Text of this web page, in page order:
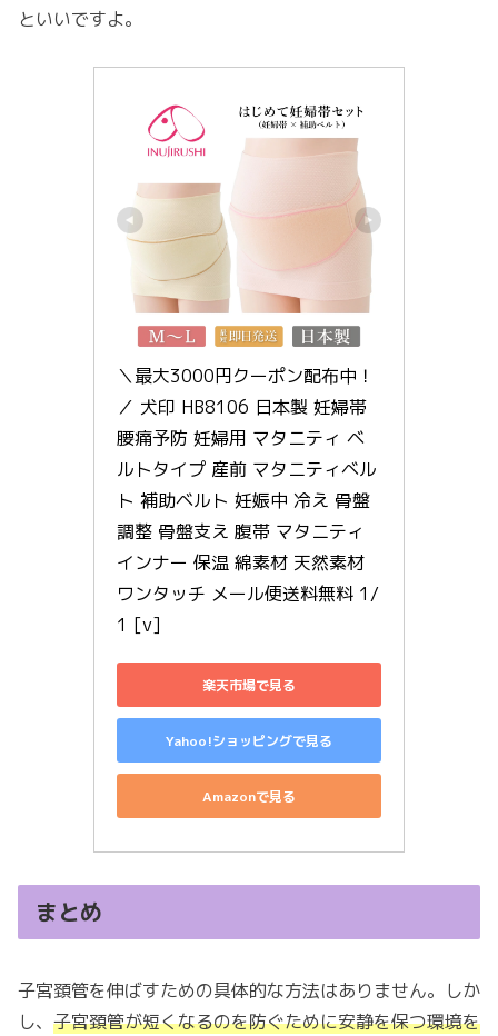
といいですよ。
＼最大3000円クーポン配布中！
／ 犬印 HB8106 日本製 妊婦帯
腰痛予防 妊婦用 マタニティ ベ
ルトタイプ 産前 マタニティベル
ト 補助ベルト 妊娠中 冷え 骨盤
調整 骨盤支え 腹帯 マタニティ
インナー 保温 綿素材 天然素材
ワンタッチ メール便送料無料 1/
1 [v]
楽天市場で見る
Yahoo!ショッピングで見る
Amazonで見る
まとめ
子宮頚管を伸ばすための具体的な方法はありません。しか
し、 子宮頚管が短くなるのを防ぐために安静を保つ環境を